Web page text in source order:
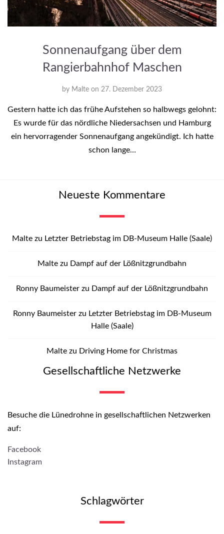
Sonnenaufgang über dem
Rangierbahnhof Maschen
by Malte on 27. Dezember 2023
Gestern hatte ich das frühe Aufstehen so halbwegs gelohnt:
Es wurde für das nördliche Niedersachsen und Hamburg
ein hervorragender Sonnenaufgang angekündigt. Ich hatte
schon lange…
Neueste Kommentare
Malte zu Letzter Betriebstag im DB-Museum Halle (Saale)
Malte zu Dampf auf der Lößnitzgrundbahn
Ronny Baumeister zu Dampf auf der Lößnitzgrundbahn
Ronny Baumeisterzu Letzter Betriebstag im DB-Museum
Halle (Saale)
Malte zu Driving Home for Christmas
Gesellschaftliche Netzwerke
Besuche die Lünedrohne in gesellschaftlichen Netzwerken
auf:
Facebook
Instagram
Schlagwörter